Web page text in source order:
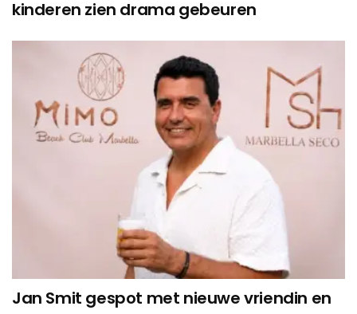
kinderen zien drama gebeuren
Jan Smit gespot met nieuwe vriendin en